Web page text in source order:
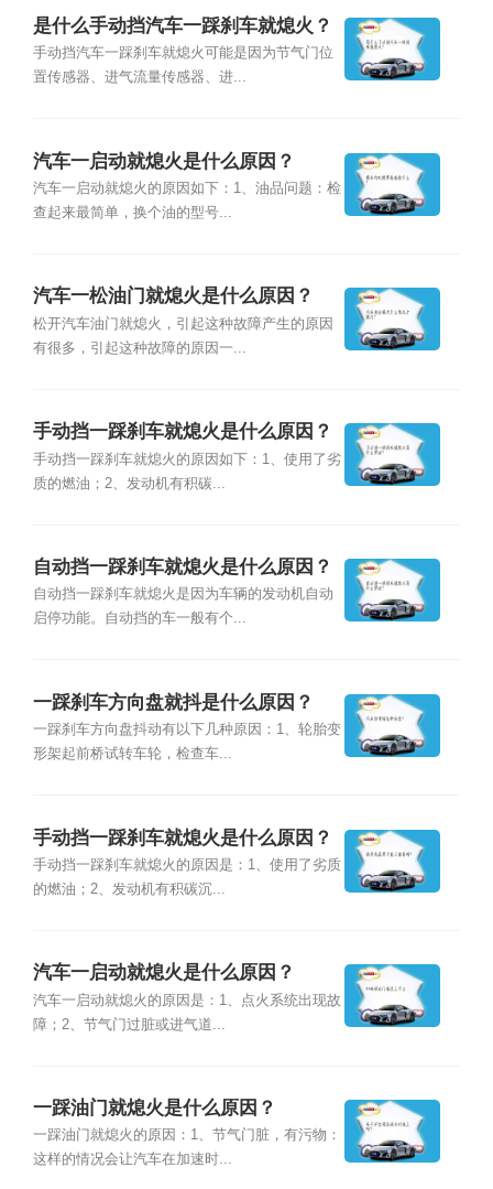
是什么手动挡汽车一踩刹车就熄火？
手动挡汽车一踩刹车就熄火可能是因为节气门位
置传感器、进气流量传感器、进...
汽车一启动就熄火是什么原因？
汽车一启动就熄火的原因如下：1、油品问题：检
查起来最简单，换个油的型号...
汽车一松油门就熄火是什么原因？
松开汽车油门就熄火，引起这种故障产生的原因
有很多，引起这种故障的原因一...
手动挡一踩刹车就熄火是什么原因？
手动挡一踩刹车就熄火的原因如下：1、使用了劣
质的燃油；2、发动机有积碳...
自动挡一踩刹车就熄火是什么原因？
自动挡一踩刹车就熄火是因为车辆的发动机自动
启停功能。自动挡的车一般有个...
一踩刹车方向盘就抖是什么原因？
一踩刹车方向盘抖动有以下几种原因：1、轮胎变
形架起前桥试转车轮，检查车...
手动挡一踩刹车就熄火是什么原因？
手动挡一踩刹车就熄火的原因是：1、使用了劣质
的燃油；2、发动机有积碳沉...
汽车一启动就熄火是什么原因？
汽车一启动就熄火的原因是：1、点火系统出现故
障；2、节气门过脏或进气道...
一踩油门就熄火是什么原因？
一踩油门就熄火的原因：1、节气门脏，有污物：
这样的情况会让汽车在加速时...